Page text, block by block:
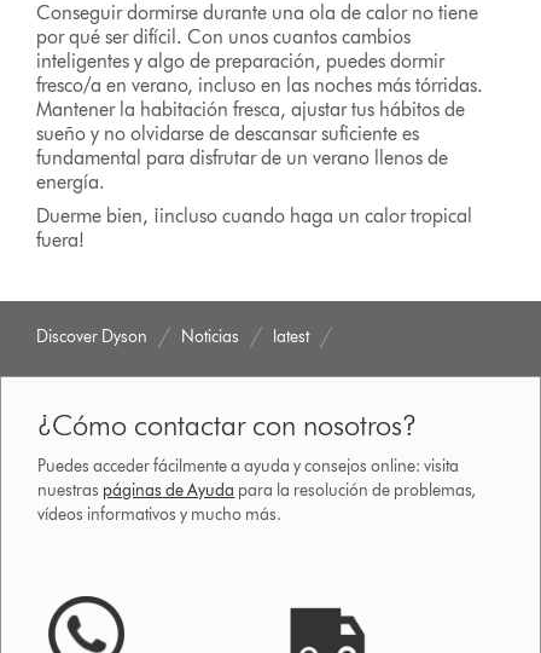
Conseguir dormirse durante una ola de calor no tiene
por qué ser difícil. Con unos cuantos cambios
inteligentes y algo de preparación, puedes dormir
fresco/a en verano, incluso en las noches más tórridas.
Mantener la habitación fresca, ajustar tus hábitos de
sueño y no olvidarse de descansar suficiente es
fundamental para disfrutar de un verano llenos de
energía.
Duerme bien, ¡incluso cuando haga un calor tropical
fuera!
Discover Dyson Noticias latest
¿Cómo contactar con nosotros?
Puedes acceder fácilmente a ayuda y consejos online: visita
nuestras páginas de Ayuda para la resolución de problemas,
vídeos informativos y mucho más.